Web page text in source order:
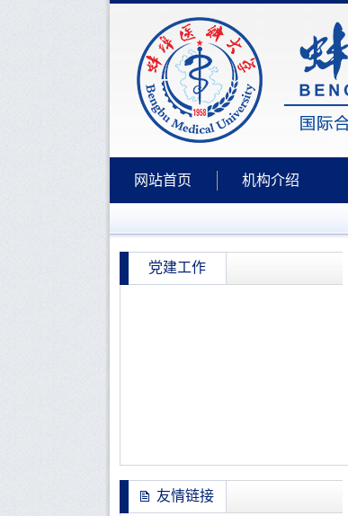
网站首页 机构介绍
党建工作
友情链接